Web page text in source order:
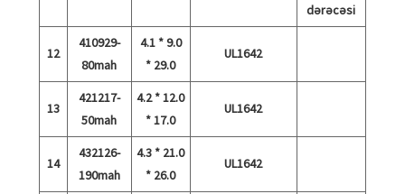
dərəcəsi
12
410929-
80mah
4.1 * 9.0
* 29.0
UL1642
13
421217-
50mah
4.2 * 12.0
* 17.0
UL1642
14
432126-
190mah
4.3 * 21.0
* 26.0
UL1642